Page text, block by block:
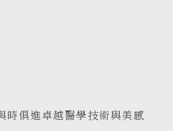
時俱進卓越醫學技術與美感